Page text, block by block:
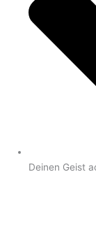
Deinen Geist